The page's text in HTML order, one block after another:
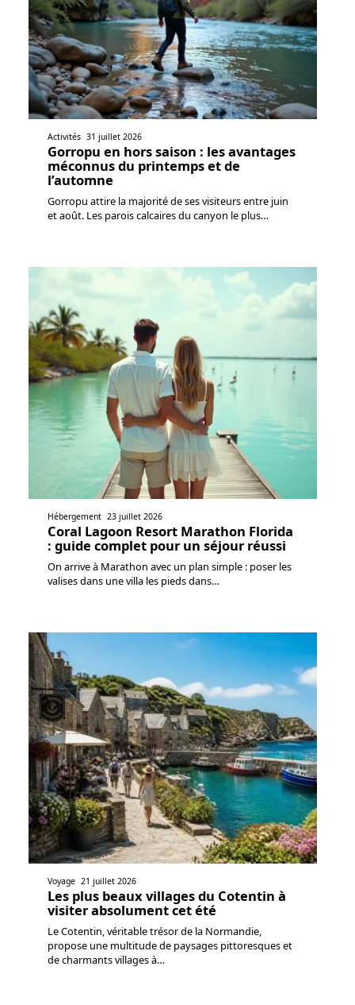
Activités 31 juillet 2026
Gorropu en hors saison : les avantages
méconnus du printemps et de
l’automne
Gorropu attire la majorité de ses visiteurs entre juin
et août. Les parois calcaires du canyon le plus…
Hébergement 23 juillet 2026
Coral Lagoon Resort Marathon Florida
: guide complet pour un séjour réussi
On arrive à Marathon avec un plan simple : poser les
valises dans une villa les pieds dans…
Voyage 21 juillet 2026
Les plus beaux villages du Cotentin à
visiter absolument cet été
Le Cotentin, véritable trésor de la Normandie,
propose une multitude de paysages pittoresques et
de charmants villages à…